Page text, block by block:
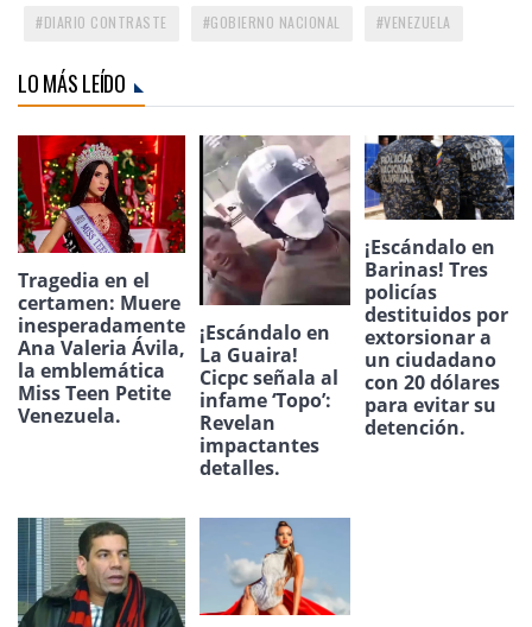
DIARIO CONTRASTE GOBIERNO NACIONAL VENEZUELA
LO MÁS LEÍDO
Tragedia en el
certamen: Muere
inesperadamente
Ana Valeria Ávila,
la emblemática
Miss Teen Petite
Venezuela.
¡Escándalo en
La Guaira!
Cicpc señala al
infame ‘Topo’:
Revelan
impactantes
detalles.
¡Escándalo en
Barinas! Tres
policías
destituidos por
extorsionar a
un ciudadano
con 20 dólares
para evitar su
detención.